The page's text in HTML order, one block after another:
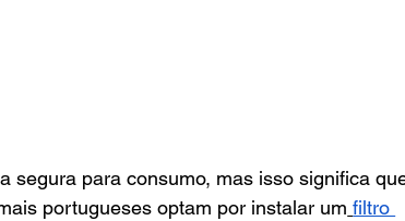
segura para consumo, mas isso significa
portugueses optam por instalar um filtro